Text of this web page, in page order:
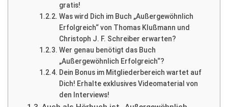
gratis!
Was wird Dich im Buch „Außergewöhnlich
Erfolgreich“ von Thomas Klußmann und
Christoph J. F. Schreiber erwarten?
Wer genau benötigt das Buch
„Außergewöhnlich Erfolgreich“?
Dein Bonus im Mitgliederbereich wartet auf
Dich! Erhalte exklusives Videomaterial von
den Interviews!